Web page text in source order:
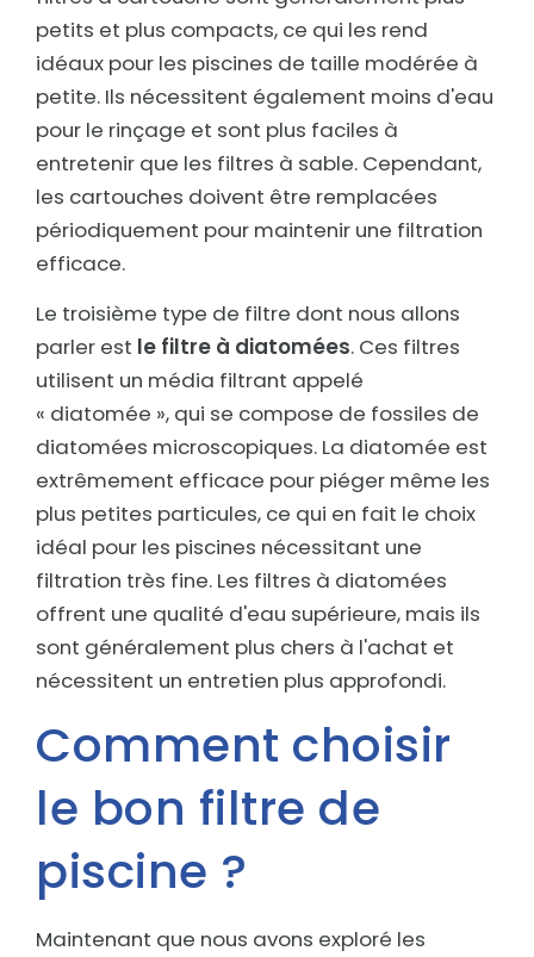
petits et plus compacts, ce qui les rend
idéaux pour les piscines de taille modérée à
petite. Ils nécessitent également moins d'eau
pour le rinçage et sont plus faciles à
entretenir que les filtres à sable. Cependant,
les cartouches doivent être remplacées
périodiquement pour maintenir une filtration
efficace.
Le troisième type de filtre dont nous allons
parler est le filtre à diatomées. Ces filtres
utilisent un média filtrant appelé
« diatomée », qui se compose de fossiles de
diatomées microscopiques. La diatomée est
extrêmement efficace pour piéger même les
plus petites particules, ce qui en fait le choix
idéal pour les piscines nécessitant une
filtration très fine. Les filtres à diatomées
offrent une qualité d'eau supérieure, mais ils
sont généralement plus chers à l'achat et
nécessitent un entretien plus approfondi.
Comment choisir
le bon filtre de
piscine ?
Maintenant que nous avons exploré les